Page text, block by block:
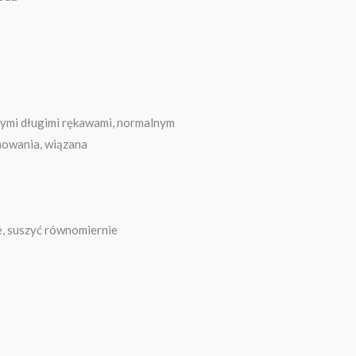
długimi rękawami, normalnym
wiązana
suszyć równomiernie